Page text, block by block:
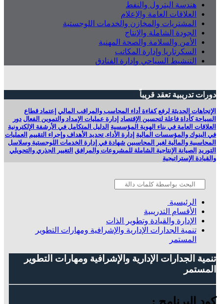
هندسة البترول والنفط
العلاقات العامة والإعلام
المشتريات والمخازن والخدمات اللوجستية
الجودة الشاملة والإنتاج
الأمن والسلامة والصحة المهنية
السكرتاريا وإدارة المكاتب
التنشيط السياحي وإدارة الفنادق
دورات تدريبية تعقد قريباً
الإتجاهات الحديثة لرفع كفاءة أداء المحاسب والمراقب المالي إعتماد قطاع
السياحة كأداة فاعلة لتحسين الإقتصاد إدارة‭ ‬عمليات الإمداد والتموين الفعال
دور
العلاقات العامة في بناء الهوية المؤسسية الدليل المتكامل في الأرشفة الإلكترونية
في البنوك والمؤسسات المالية إدارة الأداء, تحديد الأهداف وإجراء التقييم العمليات
المحاسبية والمالية لغير المحاسبين شهادة في إدارة الخدمات اللوجستية وسلاسل
التوريد الصيانة الإنتاجية الشاملة للمشروعات والمرافق التغيير الجذري والتحويلي
والقيادة الإستراتيجية
الرئيسية
الأقسام التدريبية
الإدارة والقيادة وتطوير الذات
تنمية الجدارات الإدارية والإشرافية ومهارات التطوير
المستمر
تنمية الجدارات الإدارية والإشرافية ومهارات التطوير
المستمر